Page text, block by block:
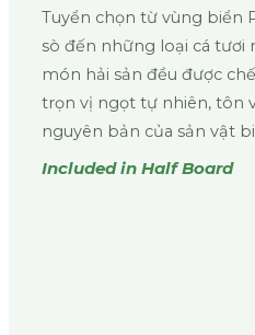
Tuyển chọn từ vùng biển
sò đến những loại cá tươi
món hải sản đều được
trọn vị ngọt tự nhiên, tôn
nguyên bản của sản vật
Included in Half Board